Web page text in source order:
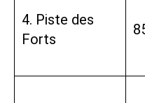
4. Piste des
Forts